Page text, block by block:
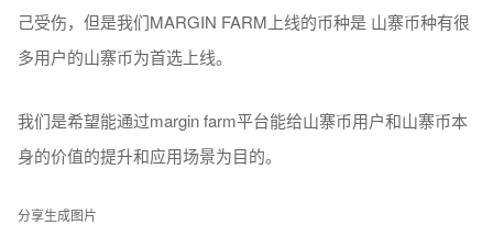
己受伤，但是我们MARGIN FARM上线的币种是 山寨币种有很
多用户的山寨币为首选上线。
我们是希望能通过margin farm平台能给山寨币用户和山寨币本
身的价值的提升和应用场景为目的。
分享生成图片